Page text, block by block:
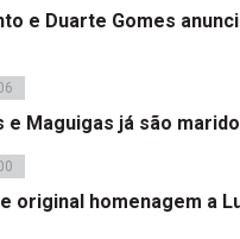
e Duarte Gomes
e Maguigas já são
original homenagem a